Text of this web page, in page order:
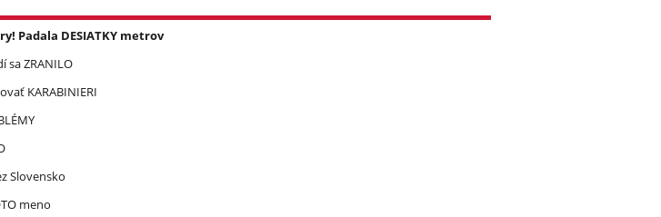
Padala DESIATKY metrov
sa ZRANILO
KARABINIERI
Slovensko
meno